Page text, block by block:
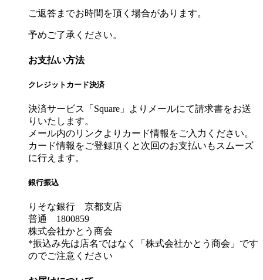
ご返答までお時間を頂く場合があります。
予めご了承ください。
お支払い方法
クレジットカード決済
決済サービス「Square」よりメールにて請求書をお送
りいたします。
メール内のリンクよりカード情報をご入力ください。
カード情報をご登録頂くと次回のお支払いもスムーズ
に行えます。
銀行振込
りそな銀行 京都支店
普通 1800859
株式会社かとう商会
*振込み先は店名ではなく「株式会社かとう商会」です
のでご注意ください